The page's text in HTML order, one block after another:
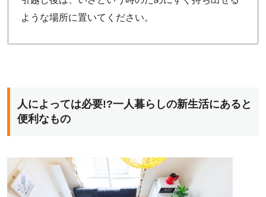
ような場所に置いてください。
人によっては必要!?一人暮らしの新生活にあると
便利なもの